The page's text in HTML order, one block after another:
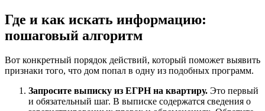
Где и как искать информацию:
пошаговый алгоритм
Вот конкретный порядок действий, который поможет выявить
признаки того, что дом попал в одну из подобных программ.
Запросите выписку из ЕГРН на квартиру. Это первый
и обязательный шаг. В выписке содержатся сведения о